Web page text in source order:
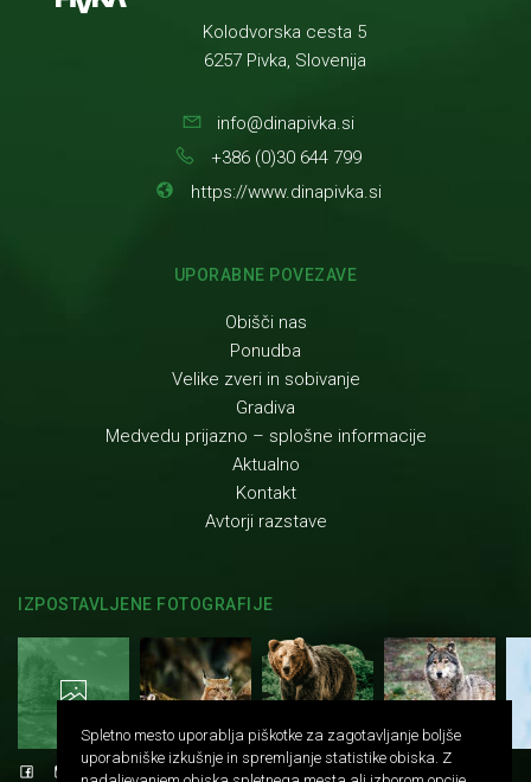
Spletno mesto uporablja piškotke za zagotavljanje boljše
uporabniške izkušnje in spremljanje statistike obiska. Z
Kolodvorska cesta 5
6257 Pivka, Slovenija
info@dinapivka.si
+386 (0)30 644 799
https://www.dinapivka.si
UPORABNE POVEZAVE
Obišči nas
Ponudba
Velike zveri in sobivanje
Gradiva
Medvedu prijazno – splošne informacije
Aktualno
Kontakt
Avtorji razstave
IZPOSTAVLJENE FOTOGRAFIJE